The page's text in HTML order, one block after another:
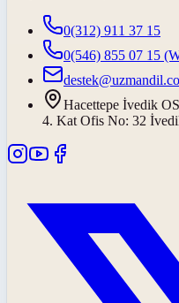
0(312) 911 37 15
0(546) 855 07 15
Hacettepe İvedik
4. Kat Ofis No: 32